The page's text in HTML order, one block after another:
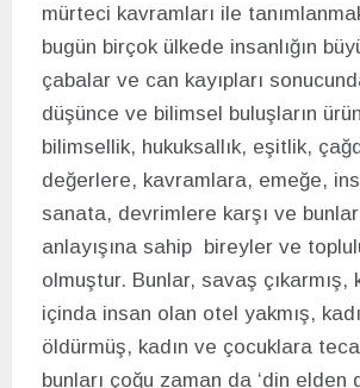
mürteci kavramları ile
bugün birçok ülkede insanlığın
çabalar ve can kayıpları
düşünce ve bilimsel buluşların
bilimsellik, hukuksallık, eşitlik,
değerlere, kavramlara, emeğe,
sanata, devrimlere karşı ve
anlayışına sahip bireyler ve
olmuştur. Bunlar, savaş çıkarmış,
içinda insan olan otel yakmış,
öldürmüş, kadın ve çocuklara
bunları çoğu zaman da ‘din elden